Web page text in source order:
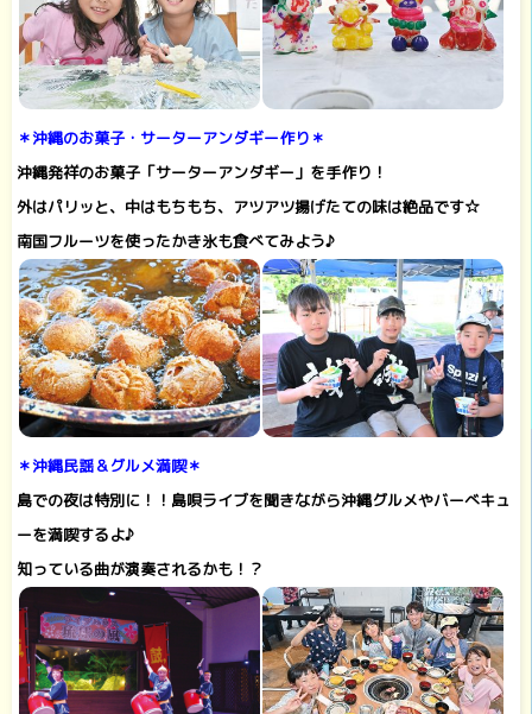
＊沖縄のお菓子・サーターアンダギー作り＊
沖縄発祥のお菓子「サーターアンダギー」を手作り！
外はパリッと、中はもちもち、アツアツ揚げたての味は絶品です☆
南国フルーツを使ったかき氷も食べてみよう♪
＊沖縄民謡＆グルメ満喫＊
島での夜は特別に！！島唄ライブを聞きながら沖縄グルメやバーべキュ
ーを満喫するよ♪
知っている曲が演奏されるかも！？